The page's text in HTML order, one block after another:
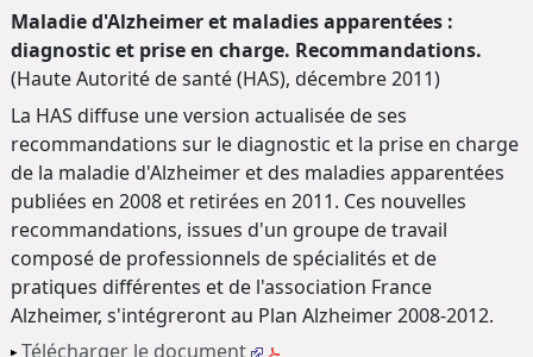
Maladie d'Alzheimer et maladies apparentées :
diagnostic et prise en charge. Recommandations.
(Haute Autorité de santé (HAS), décembre 2011)
La HAS diffuse une version actualisée de ses
recommandations sur le diagnostic et la prise en charge
de la maladie d'Alzheimer et des maladies apparentées
publiées en 2008 et retirées en 2011. Ces nouvelles
recommandations, issues d'un groupe de travail
composé de professionnels de spécialités et de
pratiques différentes et de l'association France
Alzheimer, s'intégreront au Plan Alzheimer 2008-2012.
Télécharger le document